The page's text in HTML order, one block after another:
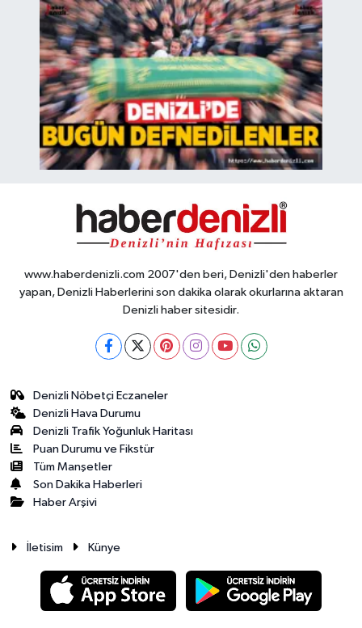
www.haberdenizli.com 2007'den beri, Denizli'den haberler
yapan, Denizli Haberlerini son dakika olarak okurlarına aktaran
Denizli haber sitesidir.
Denizli Nöbetçi Eczaneler
Denizli Hava Durumu
Denizli Trafik Yoğunluk Haritası
Puan Durumu ve Fikstür
Tüm Manşetler
Son Dakika Haberleri
Haber Arşivi
İletisim Künye